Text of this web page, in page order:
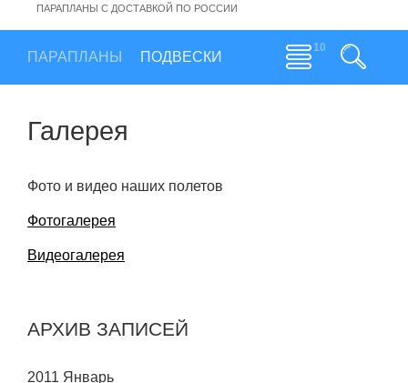
ПАРАПЛАНЫ С ДОСТАВКОЙ ПО РОССИИ
ПАРАПЛАНЫ ПОДВЕСКИ
Галерея
Фото и видео наших полетов
Фотогалерея
Видеогалерея
АРХИВ ЗАПИСЕЙ
2011 Январь